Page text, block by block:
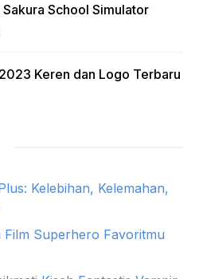
School Simulator
Keren dan Logo Terbaru
Kelebihan, Kelemahan,
Superhero Favoritmu